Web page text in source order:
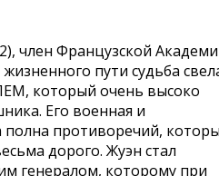
член Французской
пути судьба
который очень высоко
Его военная и
полна противоречий,
дорого. Жуэн стал
генералом, которому при